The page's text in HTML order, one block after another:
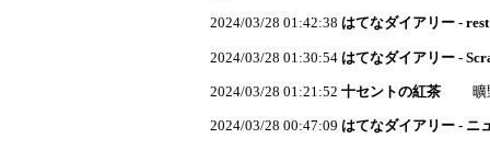
2024/03/28 01:42:38 はてなダイアリー - rest
2024/03/28 01:30:54 はてなダイアリー -
2024/03/28 01:21:52 十セントの紅茶 曠野
2024/03/28 00:47:09 はてなダイアリー - ニ